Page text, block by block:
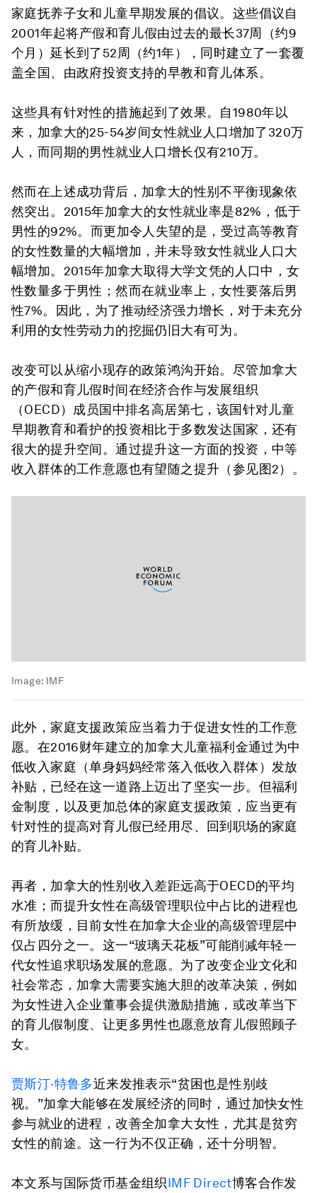
家庭抚养子女和儿童早期发展的倡议。这些倡议自
2001年起将产假和育儿假由过去的最长37周（约9
个月）延长到了52周（约1年），同时建立了一套覆
盖全国、由政府投资支持的早教和育儿体系。
这些具有针对性的措施起到了效果。自1980年以
来，加拿大的25-54岁间女性就业人口增加了320万
人，而同期的男性就业人口增长仅有210万。
然而在上述成功背后，加拿大的性别不平衡现象依
然突出。2015年加拿大的女性就业率是82%，低于
男性的92%。而更加令人失望的是，受过高等教育
的女性数量的大幅增加，并未导致女性就业人口大
幅增加。2015年加拿大取得大学文凭的人口中，女
性数量多于男性；然而在就业率上，女性要落后男
性7%。因此，为了推动经济强力增长，对于未充分
利用的女性劳动力的挖掘仍旧大有可为。
改变可以从缩小现存的政策鸿沟开始。尽管加拿大
的产假和育儿假时间在经济合作与发展组织
（OECD）成员国中排名高居第七，该国针对儿童
早期教育和看护的投资相比于多数发达国家，还有
很大的提升空间。通过提升这一方面的投资，中等
收入群体的工作意愿也有望随之提升（参见图2）。
Image: IMF
此外，家庭支援政策应当着力于促进女性的工作意
愿。在2016财年建立的加拿大儿童福利金通过为中
低收入家庭（单身妈妈经常落入低收入群体）发放
补贴，已经在这一道路上迈出了坚实一步。但福利
金制度，以及更加总体的家庭支援政策，应当更有
针对性的提高对育儿假已经用尽、回到职场的家庭
的育儿补贴。
再者，加拿大的性别收入差距远高于OECD的平均
水准；而提升女性在高级管理职位中占比的进程也
有所放缓，目前女性在加拿大企业的高级管理层中
仅占四分之一。这一“玻璃天花板”可能削减年轻一
代女性追求职场发展的意愿。为了改变企业文化和
社会常态，加拿大需要实施大胆的改革决策，例如
为女性进入企业董事会提供激励措施，或改革当下
的育儿假制度、让更多男性也愿意放育儿假照顾子
女。
贾斯汀·特鲁多近来发推表示“贫困也是性别歧
视。”加拿大能够在发展经济的同时，通过加快女性
参与就业的进程，改善全加拿大女性，尤其是贫穷
女性的前途。这一行为不仅正确，还十分明智。
本文系与国际货币基金组织IMF Direct博客合作发